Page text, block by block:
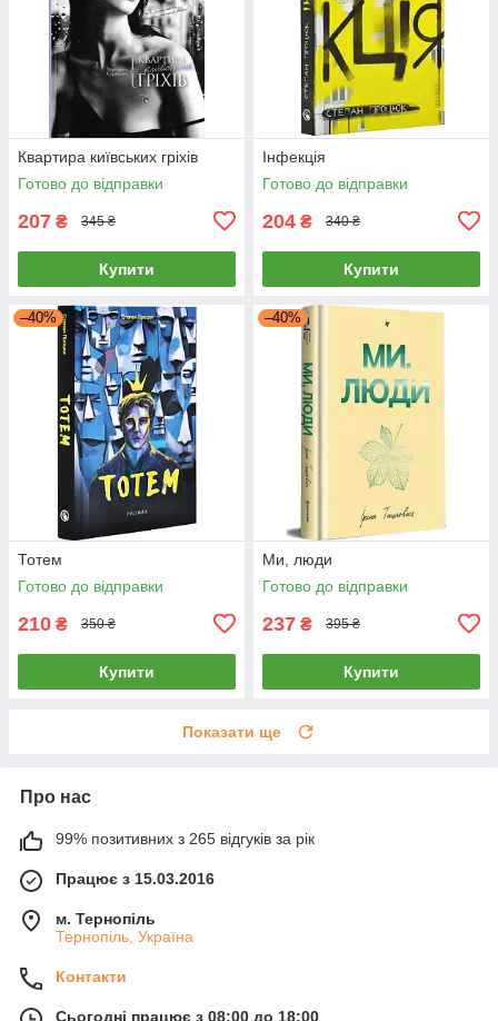
Квартира київських гріхів
Готово до відправки
207 ₴ 345 ₴
Купити
Інфекція
Готово до відправки
204 ₴ 340 ₴
Купити
–40%
Тотем
Готово до відправки
210 ₴ 350 ₴
Купити
–40%
Ми, люди
Готово до відправки
237 ₴ 395 ₴
Купити
Показати ще
Про нас
99% позитивних з 265 відгуків за рік
Працює з 15.03.2016
м. Тернопіль
Тернопіль, Україна
Контакти
Сьогодні працює з 08:00 до 18:00